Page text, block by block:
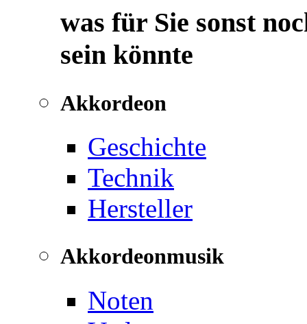
was für Sie sonst
sein könnte
Akkordeon
Geschichte
Technik
Hersteller
Akkordeonmusik
Noten